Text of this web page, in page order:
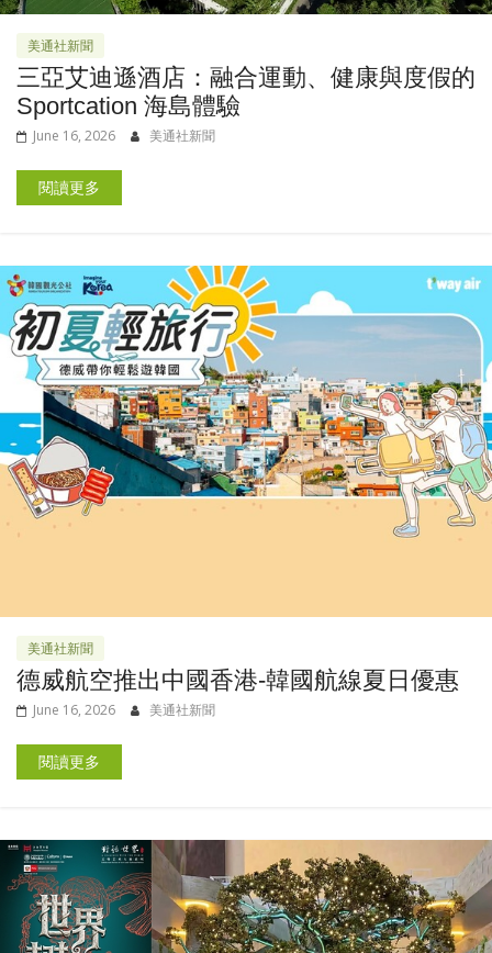
美通社新聞
三亞艾迪遜酒店：融合運動、健康與度假的
Sportcation 海島體驗
June 16, 2026 美通社新聞
閱讀更多
美通社新聞
德威航空推出中國香港-韓國航線夏日優惠
June 16, 2026 美通社新聞
閱讀更多